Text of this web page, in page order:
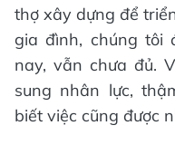
thợ xây dựng để
gia đình, chúng tôi
nay, vẫn chưa đủ.
sung nhân lực,
biết việc cũng được